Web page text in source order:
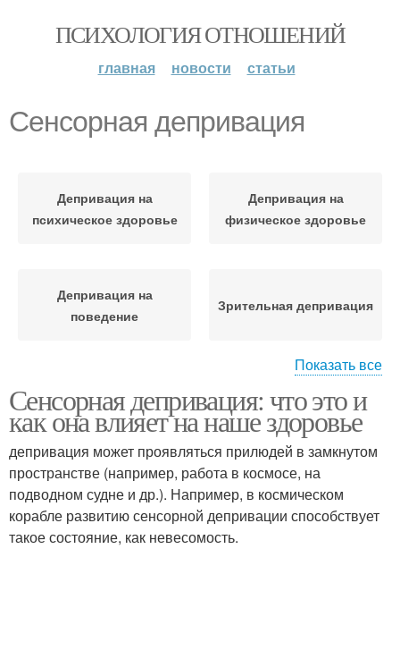
ПСИХОЛОГИЯ ОТНОШЕНИЙ
главная новости статьи
Сенсорная депривация
Депривация на
психическое здоровье
Депривация на
физическое здоровье
Депривация на
поведение
Зрительная депривация
депривация
депривация
Депривация в
психологии
Депривация в
домашних условиях
Показать все
Сенсорная депривация: что это и
как она влияет на наше здоровье
депривация может проявляться прилюдей в замкнутом
пространстве (например, работа в космосе, на
подводном судне и др.). Например, в космическом
корабле развитию сенсорной депривации способствует
такое состояние, как невесомость.